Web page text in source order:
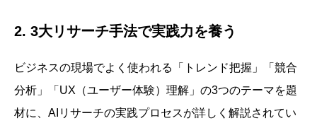
2. 3大リサーチ手法で実践力を養う
ビジネスの現場でよく使われる「トレンド把握」「競合
分析」「UX（ユーザー体験）理解」の3つのテーマを題
材に、AIリサーチの実践プロセスが詳しく解説されてい